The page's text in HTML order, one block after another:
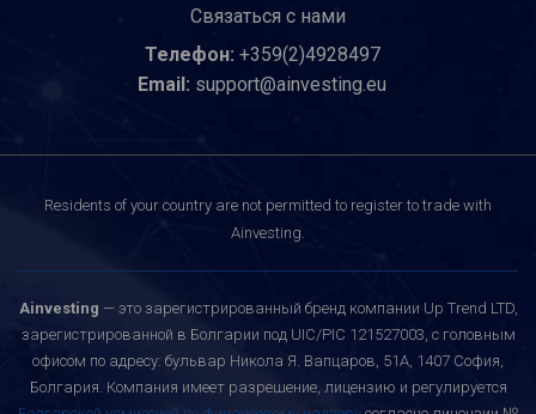
Связаться с нами
Телефон: +359(2)4928497
Email: support@ainvesting.eu
Residents of your country are not permitted to register to trade with
Ainvesting.
Ainvesting — это зарегистрированный бренд компании Up Trend LTD,
зарегистрированной в Болгарии под UIC/PIC 121527003, с головным
офисом по адресу: бульвар Никола Я. Вапцаров, 51A, 1407 София,
Болгария. Компания имеет разрешение, лицензию и регулируется